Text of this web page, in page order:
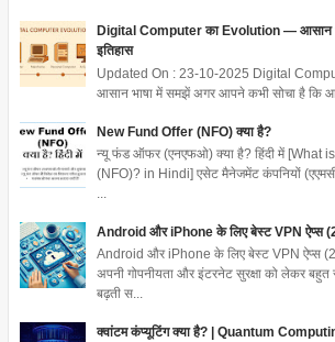
Digital Computer का Evolution — आसान
इतिहास
Updated On : 23-10-2025 Digital
आसान भाषा में समझें अगर आपने कभी सोचा है कि
New Fund Offer (NFO) क्या है?
न्यू फंड ऑफर (एनएफओ) क्या है? हिंदी में [What
(NFO)? in Hindi] एसेट मैनेजमेंट कंपनियों
...
Android और iPhone के लिए बेस्ट VPN ऐप्स
Android और iPhone के लिए बेस्ट VPN ऐप्स
अपनी गोपनीयता और इंटरनेट सुरक्षा को लेकर बहुत
बढ़ती स...
क्वांटम कंप्यूटिंग क्या है? | Quantum